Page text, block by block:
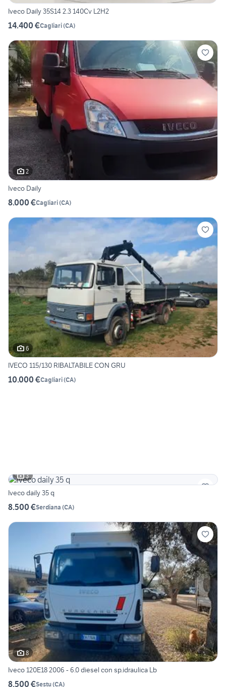
Iveco Daily 35S14 2.3 140Cv L2H2
14.400 €Cagliari(CA)
2
Iveco Daily
8.000 €Cagliari(CA)
6
IVECO 115/130 RIBALTABILE CON GRU
10.000 €Cagliari(CA)
3
Iveco daily 35 q
8.500 €Serdiana (CA)
8
Iveco 120E18 2006 - 6.0 diesel con sp.idraulica Lb
8.500 €Sestu(CA)